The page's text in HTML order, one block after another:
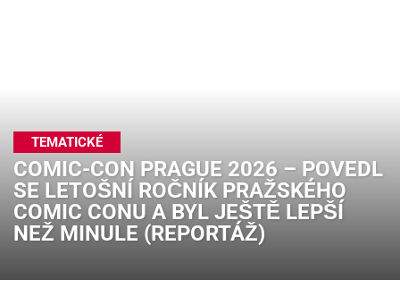
TEMATICKÉ
COMIC-CON PRAGUE 2026 – POVEDL
SE LETOŠNÍ ROČNÍK PRAŽSKÉHO
COMIC CONU A BYL JEŠTĚ LEPŠÍ
NEŽ MINULE (REPORTÁŽ)